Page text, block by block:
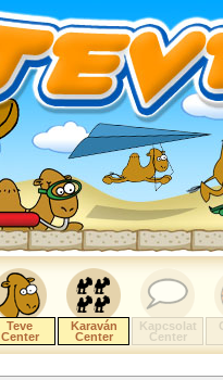
Teve
Center
Karaván
Center
Kapcsolat
Center